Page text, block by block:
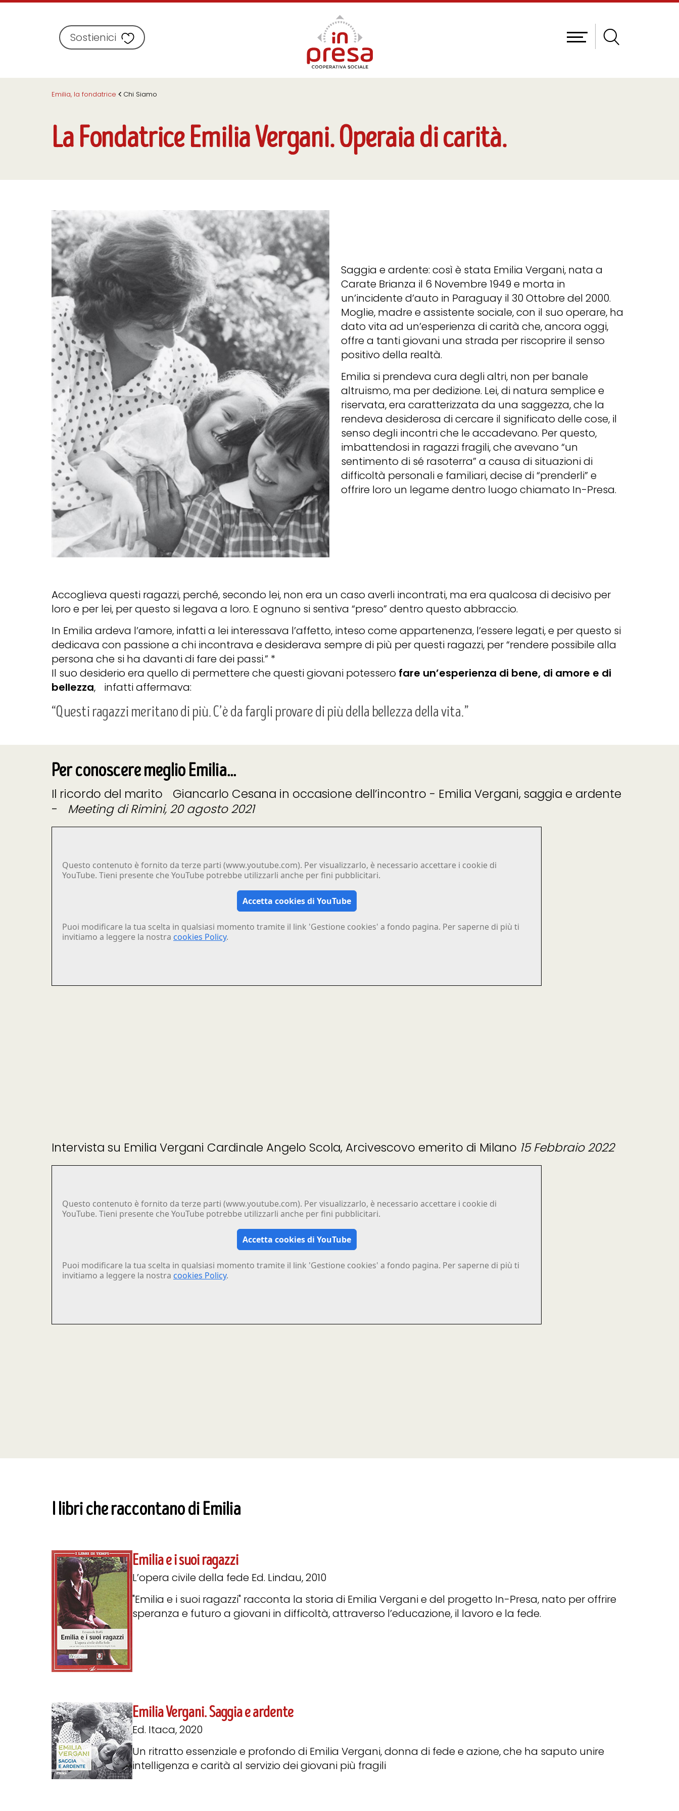
Sostienici
Chi Siamo
Emilia, la fondatrice
La Fondatrice Emilia Vergani. Operaia di carità.
Saggia e ardente: così è stata Emilia Vergani, nata a
Carate Brianza il 6 Novembre 1949 e morta in
un’incidente d’auto in Paraguay il 30 Ottobre del 2000.
Moglie, madre e assistente sociale, con il suo operare, ha
dato vita ad un’esperienza di carità che, ancora oggi,
offre a tanti giovani una strada per riscoprire il senso
positivo della realtà.
Emilia si prendeva cura degli altri, non per banale
altruismo, ma per dedizione. Lei, di natura semplice e
riservata, era caratterizzata da una saggezza, che la
rendeva desiderosa di cercare il significato delle cose, il
senso degli incontri che le accadevano. Per questo,
imbattendosi in ragazzi fragili, che avevano “un
sentimento di sé rasoterra” a causa di situazioni di
difficoltà personali e familiari, decise di “prenderli” e
offrire loro un legame dentro luogo chiamato In-Presa.
Accoglieva questi ragazzi, perché, secondo lei, non era un caso averli incontrati, ma era qualcosa di decisivo per
loro e per lei, per questo si legava a loro. E ognuno si sentiva “preso” dentro questo abbraccio.
In Emilia ardeva l’amore, infatti a lei interessava l’affetto, inteso come appartenenza, l’essere legati, e per questo si
dedicava con passione a chi incontrava e desiderava sempre di più per questi ragazzi, per “rendere possibile alla
persona che si ha davanti di fare dei passi.” *
Il suo desiderio era quello di permettere che questi giovani potessero fare un’esperienza di bene, di amore e di
bellezza, infatti affermava:
“Questi ragazzi meritano di più. C’è da fargli provare di più della bellezza della vita.”
Per conoscere meglio Emilia...
Il ricordo del marito Giancarlo Cesana in occasione dell’incontro - Emilia Vergani, saggia e ardente
- Meeting di Rimini, 20 agosto 2021
Questo contenuto è fornito da terze parti (www.youtube.com). Per visualizzarlo, è necessario accettare i cookie di
YouTube. Tieni presente che YouTube potrebbe utilizzarli anche per fini pubblicitari.
Accetta cookies di YouTube
Puoi modificare la tua scelta in qualsiasi momento tramite il link 'Gestione cookies' a fondo pagina. Per saperne di più ti
invitiamo a leggere la nostra cookies Policy.
Intervista su Emilia Vergani Cardinale Angelo Scola, Arcivescovo emerito di Milano 15 Febbraio 2022
Questo contenuto è fornito da terze parti (www.youtube.com). Per visualizzarlo, è necessario accettare i cookie di
YouTube. Tieni presente che YouTube potrebbe utilizzarli anche per fini pubblicitari.
Accetta cookies di YouTube
Puoi modificare la tua scelta in qualsiasi momento tramite il link 'Gestione cookies' a fondo pagina. Per saperne di più ti
invitiamo a leggere la nostra cookies Policy.
I libri che raccontano di Emilia
Emilia e i suoi ragazzi
L’opera civile della fede Ed. Lindau, 2010
"Emilia e i suoi ragazzi" racconta la storia di Emilia Vergani e del progetto In-Presa, nato per offrire
speranza e futuro a giovani in difficoltà, attraverso l’educazione, il lavoro e la fede.
Emilia Vergani. Saggia e ardente
Ed. Itaca, 2020
Un ritratto essenziale e profondo di Emilia Vergani, donna di fede e azione, che ha saputo unire
intelligenza e carità al servizio dei giovani più fragili